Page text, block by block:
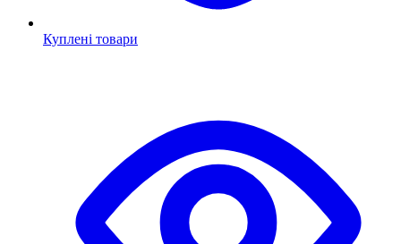
Куплені товари